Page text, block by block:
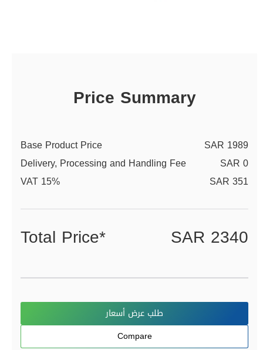
Price Summary
Base Product Price
SAR 1989
Delivery, Processing and Handling Fee
SAR 0
VAT 15%
SAR 351
Total Price* SAR 2340
طلب عرض أسعار
Compare